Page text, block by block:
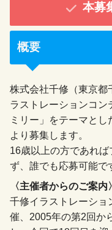
本募
概要
株式会社千修（東京都
ラストレーションコン
ミリー」をテーマとし
より募集します。
16歳以上の方であれ
ず、誰でも応募可能で
〈主催者からのご案内〉
千修イラストレーショ
催、2005年の第2回か